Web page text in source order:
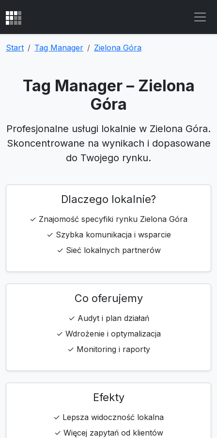
Start Tag Manager Zielona Góra
Tag Manager – Zielona
Góra
Profesjonalne usługi lokalnie w Zielona Góra.
Skoncentrowane na wynikach i dopasowane
do Twojego rynku.
Dlaczego lokalnie?
✓ Znajomość specyfiki rynku Zielona Góra
✓ Szybka komunikacja i wsparcie
✓ Sieć lokalnych partnerów
Co oferujemy
✓ Audyt i plan działań
✓ Wdrożenie i optymalizacja
✓ Monitoring i raporty
Efekty
✓ Lepsza widoczność lokalna
✓ Więcej zapytań od klientów